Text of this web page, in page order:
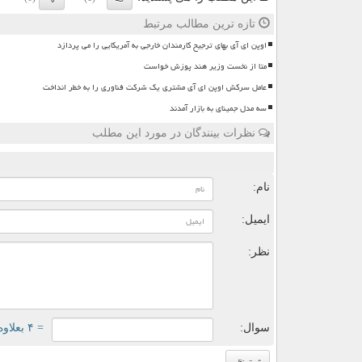
تازه ترین مطالب مرتبط
اوپن ای آی بهای ترجیح کارمندان خارجی به آمریکایی را می پردازد
متا از نخست وزیر هند پوزش خواست
عامل سرکش اوپن ای آی مشتری یک شرکت فناوری را به خطر انداخت
سه مدل جمینای به بازار آمدند
نظرات بینندگان در مورد این مطلب
نام:
ایمیل:
نظر:
سوال: = ۴ بعلاوه ۱